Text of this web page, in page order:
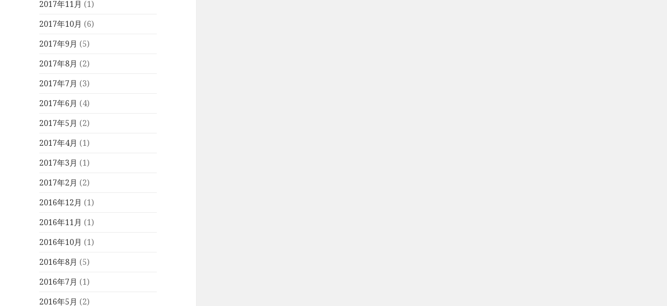
2017年11月 (1)
2017年10月 (6)
2017年9月 (5)
2017年8月 (2)
2017年7月 (3)
2017年6月 (4)
2017年5月 (2)
2017年4月 (1)
2017年3月 (1)
2017年2月 (2)
2016年12月 (1)
2016年11月 (1)
2016年10月 (1)
2016年8月 (5)
2016年7月 (1)
2016年5月 (2)